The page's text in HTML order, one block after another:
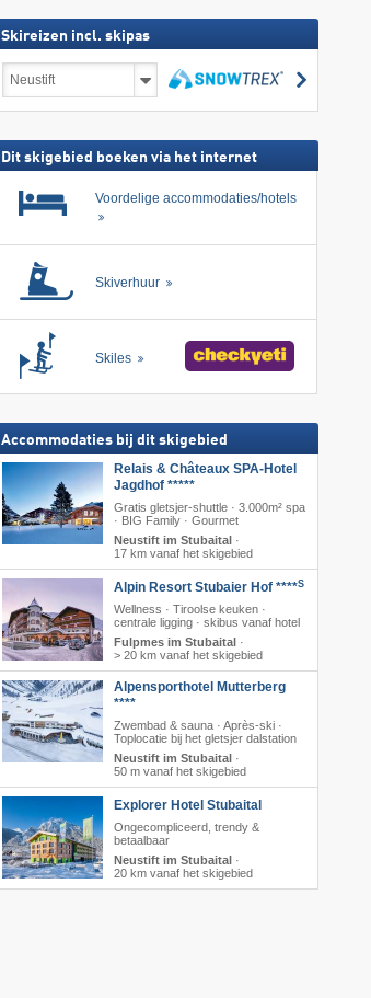
Skireizen incl. skipas
incl.
zoeken
Dit skigebied boeken via het internet
Voordelige accommodaties/hotels
Skiverhuur
Skiles
Accommodaties bij dit skigebied
Relais & Châteaux SPA-Hotel
Jagdhof *****
Gratis gletsjer-shuttle · 3.000m² spa
· BIG Family · Gourmet
Neustift im Stubaital ·
17 km vanaf het skigebied
Alpin Resort Stubaier Hof ****S
Wellness · Tiroolse keuken ·
centrale ligging · skibus vanaf hotel
Fulpmes im Stubaital ·
> 20 km vanaf het skigebied
Alpensporthotel Mutterberg
****
Zwembad & sauna · Après-ski ·
Toplocatie bij het gletsjer dalstation
Neustift im Stubaital ·
50 m vanaf het skigebied
Explorer Hotel Stubaital
Ongecompliceerd, trendy &
betaalbaar
Neustift im Stubaital ·
20 km vanaf het skigebied